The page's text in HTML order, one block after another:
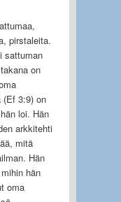
pirstaleita.
sattuman
on
(Ef 3:9) on
loi. Hän
arkkitehti
mitä
Hän
hän
oma